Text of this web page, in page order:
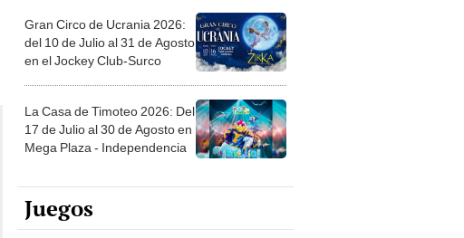
Gran Circo de Ucrania 2026:
del 10 de Julio al 31 de Agosto
en el Jockey Club-Surco
La Casa de Timoteo 2026: Del
17 de Julio al 30 de Agosto en
Mega Plaza - Independencia
Juegos